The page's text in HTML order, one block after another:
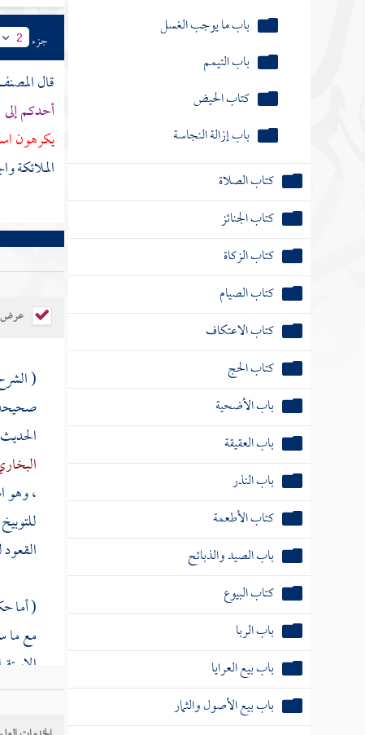
باب ما يوجب الغسل
باب التيمم
كتاب الحيض
باب إزالة النجاسة
كتاب الصلاة
كتاب الجنائز
كتاب الزكاة
كتاب الصيام
كتاب الاعتكاف
كتاب الحج
باب الأضحية
باب العقيقة
باب النذر
كتاب الأطعمة
باب الصيد والذبائح
كتاب البيوع
باب الربا
باب بيع العرايا
باب بيع الأصول والثمار
جزء 2
قال
أحدكم إلى
يكرهون
الملائكة
عرض
(
صحيحه
، وهو
( أما
مع ما
الرحل
كان